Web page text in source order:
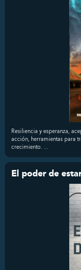
Resiliencia y esperanza,
acción, herramientas para
crecimiento. ...
El poder de